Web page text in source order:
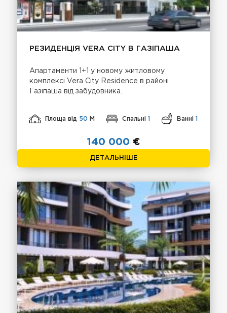
РЕЗИДЕНЦІЯ VERA CITY В ГАЗІПАША
Апартаменти 1+1 у новому житловому
комплексі Vera City Residence в районі
Газіпаша від забудовника.
Площа від 50 М Спальні 1 Ванні 1
140 000 €
ДЕТАЛЬНІШЕ